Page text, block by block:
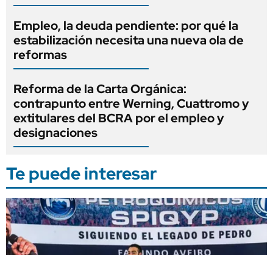
Empleo, la deuda pendiente: por qué la
estabilización necesita una nueva ola de
reformas
Reforma de la Carta Orgánica:
contrapunto entre Werning, Cuattromo y
extitulares del BCRA por el empleo y
designaciones
Te puede interesar